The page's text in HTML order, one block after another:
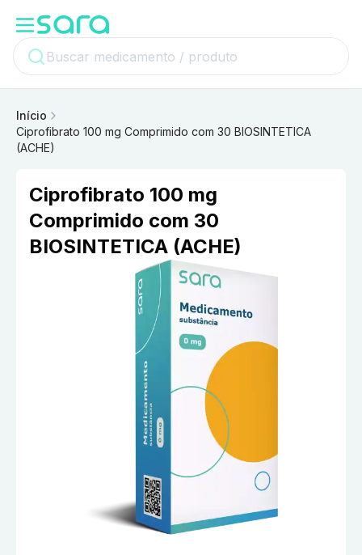
Início
Ciprofibrato 100 mg Comprimido com 30 BIOSINTETICA
(ACHE)
Ciprofibrato 100 mg
Comprimido com 30
BIOSINTETICA (ACHE)